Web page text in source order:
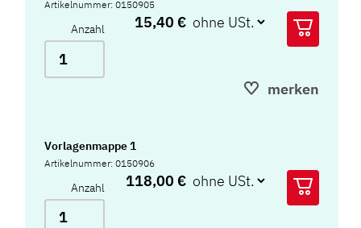
Artikelnummer: 0150905
Anzahl 15,40 €
merken
Vorlagenmappe 1
Artikelnummer: 0150906
Anzahl 118,00 €